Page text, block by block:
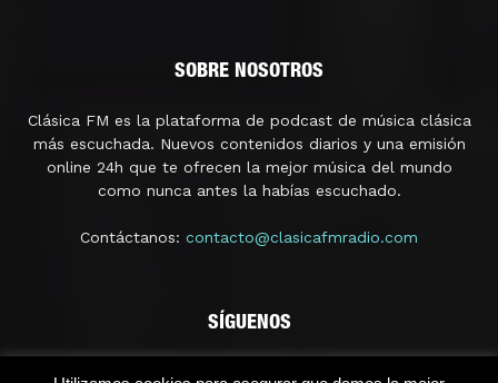
SOBRE NOSOTROS
Clásica FM es la plataforma de podcast de música clásica
más escuchada. Nuevos contenidos diarios y una emisión
online 24h que te ofrecen la mejor música del mundo
como nunca antes la habías escuchado.
Contáctanos: contacto@clasicafmradio.com
SÍGUENOS